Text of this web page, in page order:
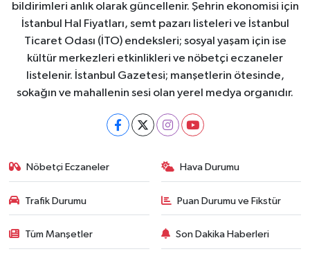
bildirimleri anlık olarak güncellenir. Şehrin ekonomisi için
İstanbul Hal Fiyatları, semt pazarı listeleri ve İstanbul
Ticaret Odası (İTO) endeksleri; sosyal yaşam için ise
kültür merkezleri etkinlikleri ve nöbetçi eczaneler
listelenir. İstanbul Gazetesi; manşetlerin ötesinde,
sokağın ve mahallenin sesi olan yerel medya organıdır.
Nöbetçi Eczaneler Hava Durumu
Trafik Durumu Puan Durumu ve Fikstür
Tüm Manşetler Son Dakika Haberleri